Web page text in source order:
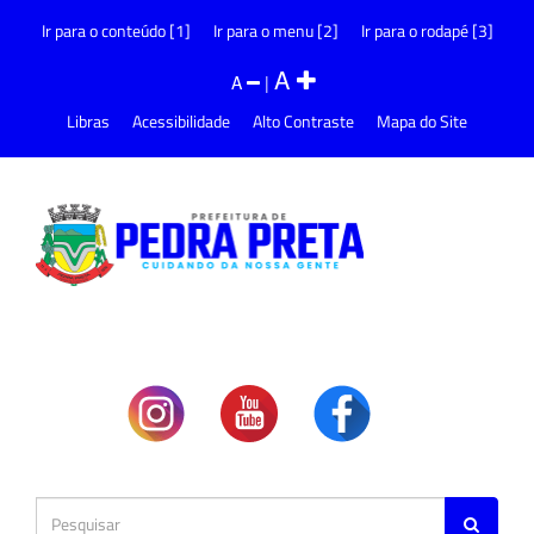
Ir para o conteúdo [1] Ir para o menu [2] Ir para o rodapé [3]
A |A
Libras Acessibilidade Alto Contraste Mapa do Site